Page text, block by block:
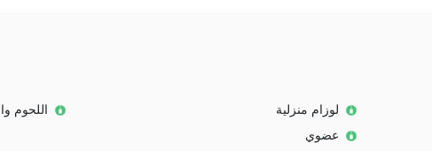
لوزام منزلية اللحوم
عضوي